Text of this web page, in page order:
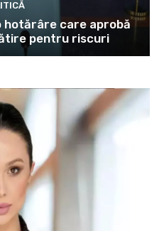
hotărâre care aprobă
pentru riscuri